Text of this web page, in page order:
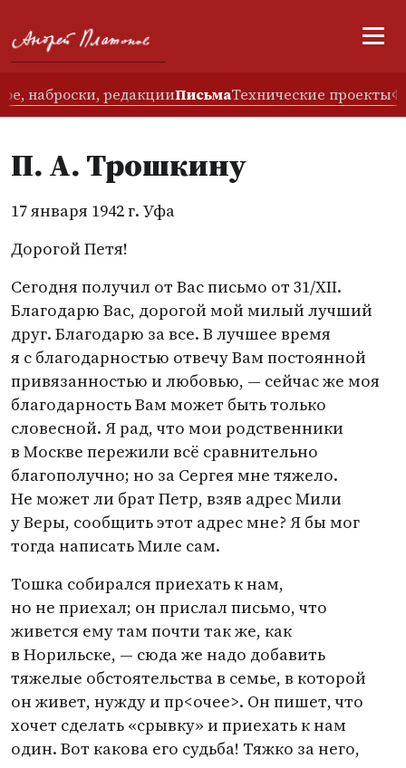
наброски, редакцииПисьмаТехнические проекты
П. А. Трошкину
17 января 1942 г. Уфа
Дорогой Петя!
Сегодня получил от Вас письмо от 31/XII.
Благодарю Вас, дорогой мой милый лучший
друг. Благодарю за все. В лучшее время
я с благодарностью отвечу Вам постоянной
привязанностью и любовью, — сейчас же моя
благодарность Вам может быть только
словесной. Я рад, что мои родственники
в Москве пережили всё сравнительно
благополучно; но за Сергея мне тяжело.
Не может ли брат Петр, взяв адрес Мили
у Веры, сообщить этот адрес мне? Я бы мог
тогда написать Миле сам.
Тошка собирался приехать к нам,
но не приехал; он прислал письмо, что
живется ему там почти так же, как
в Норильске, — сюда же надо добавить
тяжелые обстоятельства в семье, в которой
он живет, нужду и пр<очее>. Он пишет, что
хочет сделать «срывку» и приехать к нам
один. Вот какова его судьба! Тяжко за него,